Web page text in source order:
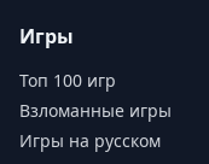
Игры
Топ 100 игр
Взломанные игры
Игры на русском